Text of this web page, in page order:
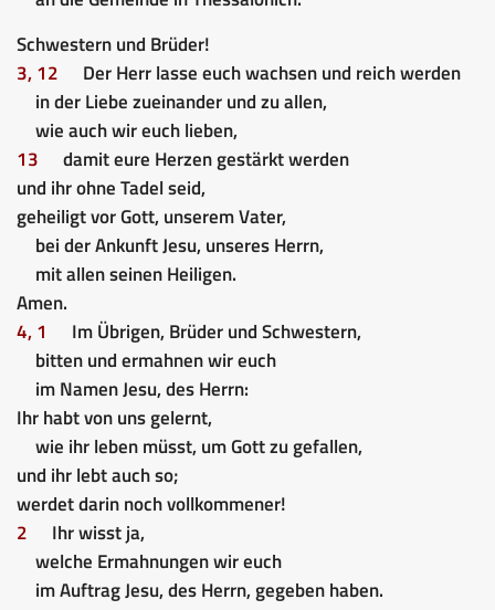
Schwestern und Brüder!
3, 12
Der Herr lasse euch wachsen und reich werden
in der Liebe zueinander und zu allen,
wie auch wir euch lieben,
13
damit eure Herzen gestärkt werden
und ihr ohne Tadel seid,
geheiligt vor Gott, unserem Vater,
bei der Ankunft Jesu, unseres Herrn,
mit allen seinen Heiligen.
Amen.
4, 1
Im Übrigen, Brüder und Schwestern,
bitten und ermahnen wir euch
im Namen Jesu, des Herrn:
Ihr habt von uns gelernt,
wie ihr leben müsst, um Gott zu gefallen,
und ihr lebt auch so;
werdet darin noch vollkommener!
2
Ihr wisst ja,
welche Ermahnungen wir euch
im Auftrag Jesu, des Herrn, gegeben haben.